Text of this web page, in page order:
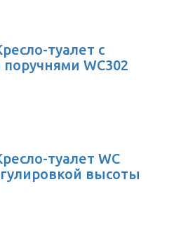
туалет с
WC302
туалет WC
высоты